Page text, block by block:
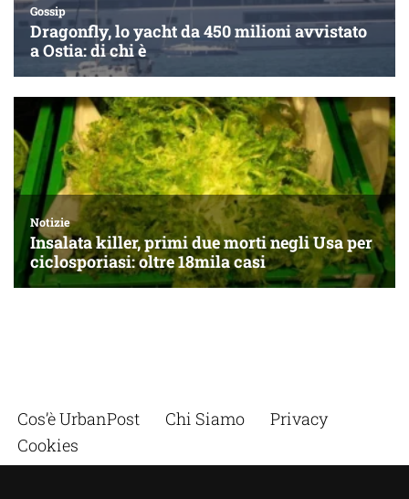
Cos’è UrbanPost Chi Siamo
Privacy
Cookies